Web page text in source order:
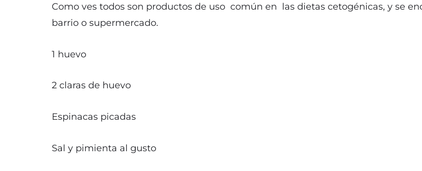
Como ves todos son productos de uso común en las dietas cetogénicas, y se
barrio o supermercado.
1 huevo
2 claras de huevo
Espinacas picadas
Sal y pimienta al gusto